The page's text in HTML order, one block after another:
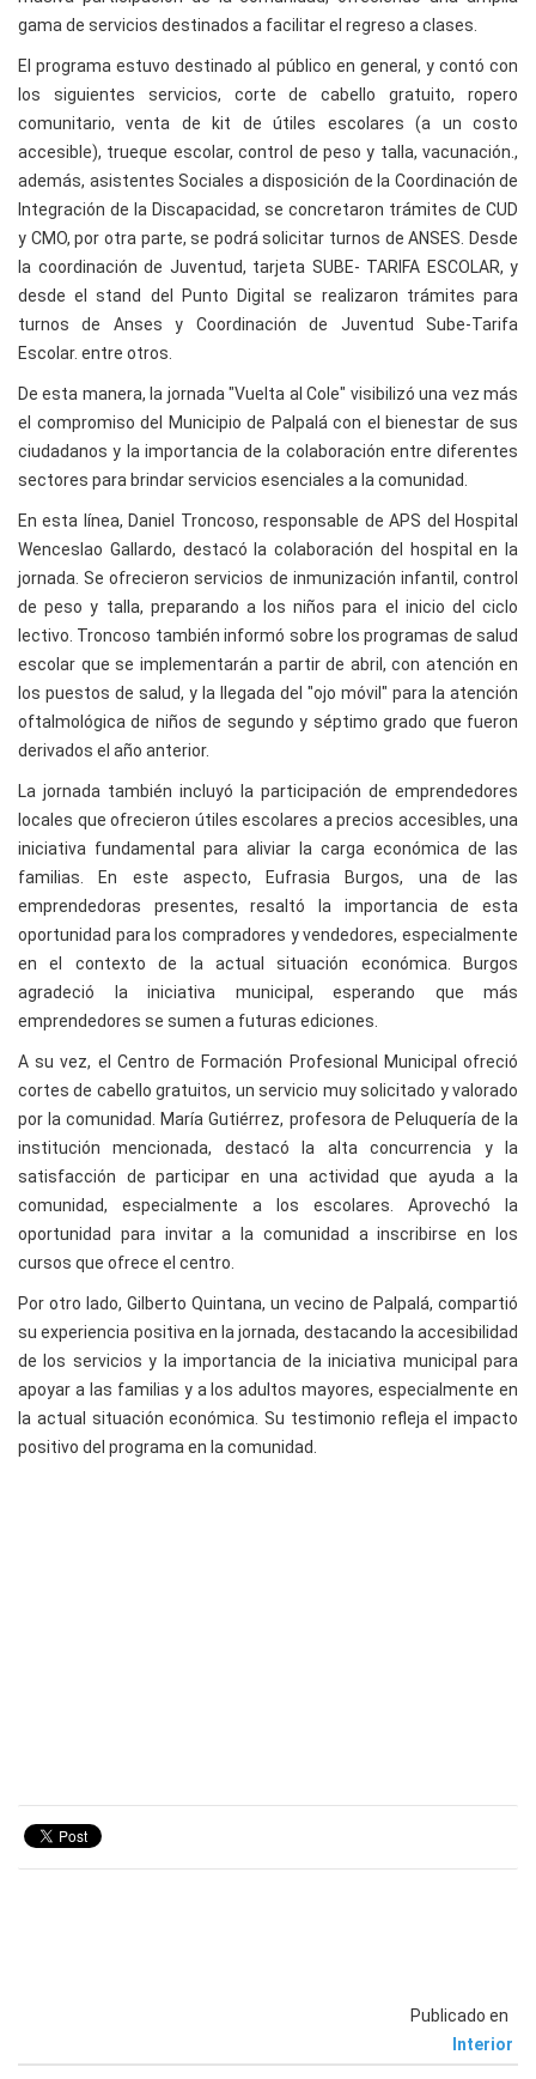
Publicado en
Interior
gama de servicios destinados a facilitar el regreso a clases.
El programa estuvo destinado al público en general, y contó con
los siguientes servicios, corte de cabello gratuito, ropero
comunitario, venta de kit de útiles escolares (a un costo
accesible), trueque escolar, control de peso y talla, vacunación.,
además, asistentes Sociales a disposición de la Coordinación de
Integración de la Discapacidad, se concretaron trámites de CUD
y CMO, por otra parte, se podrá solicitar turnos de ANSES. Desde
la coordinación de Juventud, tarjeta SUBE- TARIFA ESCOLAR, y
desde el stand del Punto Digital se realizaron trámites para
turnos de Anses y Coordinación de Juventud Sube-Tarifa
Escolar. entre otros.
De esta manera, la jornada "Vuelta al Cole" visibilizó una vez más
el compromiso del Municipio de Palpalá con el bienestar de sus
ciudadanos y la importancia de la colaboración entre diferentes
sectores para brindar servicios esenciales a la comunidad.
En esta línea, Daniel Troncoso, responsable de APS del Hospital
Wenceslao Gallardo, destacó la colaboración del hospital en la
jornada. Se ofrecieron servicios de inmunización infantil, control
de peso y talla, preparando a los niños para el inicio del ciclo
lectivo. Troncoso también informó sobre los programas de salud
escolar que se implementarán a partir de abril, con atención en
los puestos de salud, y la llegada del "ojo móvil" para la atención
oftalmológica de niños de segundo y séptimo grado que fueron
derivados el año anterior.
La jornada también incluyó la participación de emprendedores
locales que ofrecieron útiles escolares a precios accesibles, una
iniciativa fundamental para aliviar la carga económica de las
familias. En este aspecto, Eufrasia Burgos, una de las
emprendedoras presentes, resaltó la importancia de esta
oportunidad para los compradores y vendedores, especialmente
en el contexto de la actual situación económica. Burgos
agradeció la iniciativa municipal, esperando que más
emprendedores se sumen a futuras ediciones.
A su vez, el Centro de Formación Profesional Municipal ofreció
cortes de cabello gratuitos, un servicio muy solicitado y valorado
por la comunidad. María Gutiérrez, profesora de Peluquería de la
institución mencionada, destacó la alta concurrencia y la
satisfacción de participar en una actividad que ayuda a la
comunidad, especialmente a los escolares. Aprovechó la
oportunidad para invitar a la comunidad a inscribirse en los
cursos que ofrece el centro.
Por otro lado, Gilberto Quintana, un vecino de Palpalá, compartió
su experiencia positiva en la jornada, destacando la accesibilidad
de los servicios y la importancia de la iniciativa municipal para
apoyar a las familias y a los adultos mayores, especialmente en
la actual situación económica. Su testimonio refleja el impacto
positivo del programa en la comunidad.